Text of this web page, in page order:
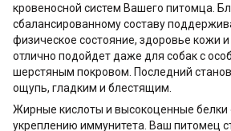
кровеносной систем Вашего питомца.
сбалансированному составу
физическое состояние, здоровье кожи
отлично подойдет даже для собак с
шерстяным покровом. Последний
ощупь, гладким и блестящим.
Жирные кислоты и высокоценные белки
укреплению иммунитета. Ваш питомец